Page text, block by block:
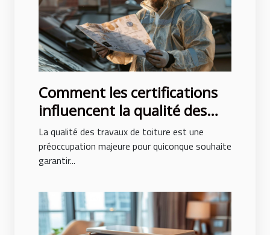
Comment les certifications
influencent la qualité des
travaux de toiture
La qualité des travaux de toiture est une
préoccupation majeure pour quiconque souhaite
garantir...